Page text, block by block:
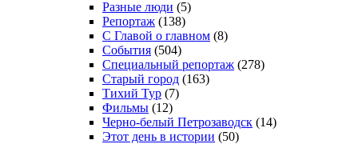
Разные люди (5)
Репортаж (138)
С Главой о главном (8)
События (504)
Специальный репортаж (278)
Старый город (163)
Тихий Тур (7)
Фильмы (12)
Черно-белый Петрозаводск (14)
Этот день в истории (50)